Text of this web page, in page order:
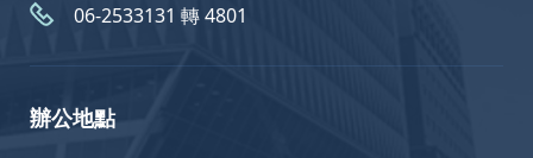
06-2533131 轉 4801
辦公地點